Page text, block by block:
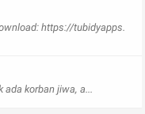
https://tubidyapps.
korban jiwa, a...